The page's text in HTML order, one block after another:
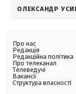
ОЛЕКСАНДР
Про нас
Редакція
Редакційна політика
Про телеканал
Телеведучі
Вакансії
Структура власності